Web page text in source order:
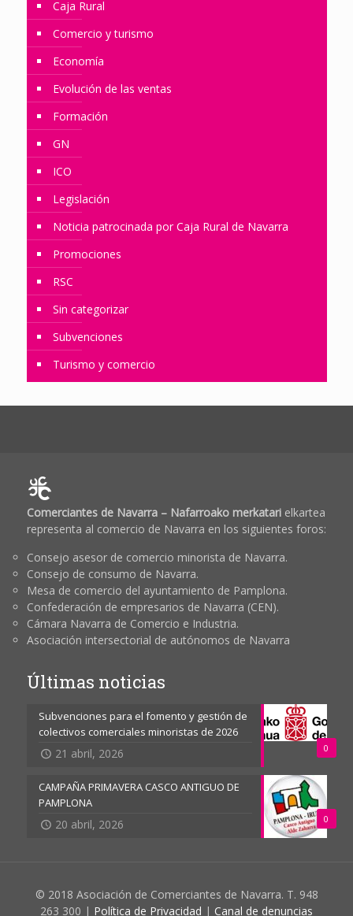
Caja Rural
Comercio y turismo
Economía
Evolución de las ventas
Formación
GN
ICO
Legislación
Noticia patrocinada por Caja Rural de Navarra
Promociones
RSC
Sin categorizar
Subvenciones
Turismo y comercio
Comerciantes de Navarra – Nafarroako merkatarielkartea
representa al comercio de Navarra en los siguientes foros:
Consejo asesor de comercio minorista de Navarra.
Consejo de consumo de Navarra.
Mesa de comercio del ayuntamiento de Pamplona.
Confederación de empresarios de Navarra (CEN).
Cámara Navarra de Comercio e Industria.
Asociación intersectorial de autónomos de Navarra
Últimas noticias
0
Subvenciones para el fomento y gestión de
colectivos comerciales minoristas de 2026
21 abril, 2026
0
CAMPAÑA PRIMAVERA CASCO ANTIGUO DE
PAMPLONA
20 abril, 2026
© 2018 Asociación de Comerciantes de Navarra. T. 948
263 300 | Política de Privacidad | Canal de denuncias